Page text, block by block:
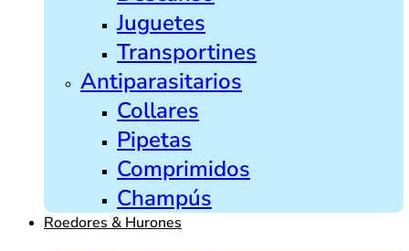
Juguetes
Transportines
Antiparasitarios
Collares
Pipetas
Comprimidos
Champús
Roedores & Hurones